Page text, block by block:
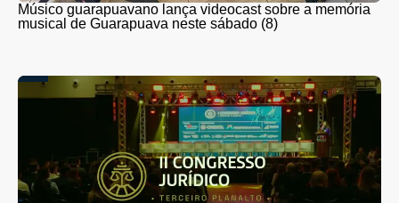
Músico guarapuavano lança videocast sobre a memória
musical de Guarapuava neste sábado (8)